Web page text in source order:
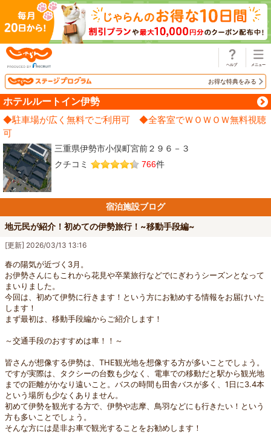
お得な特典をみる
ホテルルートイン伊勢
◆駐車場が広く無料でご利用可 ◆全客室でＷＯＷＯＷ無料視聴
可
三重県伊勢市小俣町宮前２９６－３
クチコミ
766件
宿泊施設ブログ
地元民が紹介！初めての伊勢旅行！~移動手段編~
[更新] 2026/03/13 13:16
春の陽気が近づく3月。
お伊勢さんにもこれから花見や卒業旅行などでにぎわうシーズンとなって
まいりました。
今回は、初めて伊勢に行きます！という方にお勧めする情報をお届けいた
します！
まず最初は、移動手段編からご紹介します！
～交通手段のおすすめは車！！～
皆さんが想像する伊勢は、THE観光地を想像する方が多いことでしょう。
ですが実際は、タクシーの台数も少なく、電車での移動だと駅から観光地
までの距離がかなり遠いこと。バスの時間も田舎バスが多く、1日に3.4本
という場所も少なくありません。
初めて伊勢を観光する方で、伊勢や志摩、鳥羽などにも行きたい！という
方も多いことでしょう。
そんな方には是非お車で観光することをお勧めします！